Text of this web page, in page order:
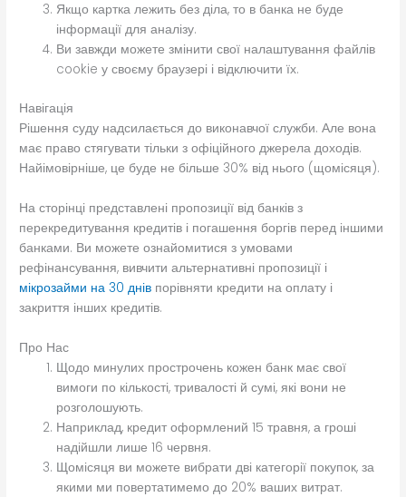
Якщо картка лежить без діла, то в банка не буде
інформації для аналізу.
Ви завжди можете змінити свої налаштування файлів
cookie у своєму браузері і відключити їх.
Навігація
Рішення суду надсилається до виконавчої служби. Але вона
має право стягувати тільки з офіційного джерела доходів.
Найімовірніше, це буде не більше 30% від нього (щомісяця).
На сторінці представлені пропозиції від банків з
перекредитування кредитів і погашення боргів перед іншими
банками. Ви можете ознайомитися з умовами
рефінансування, вивчити альтернативні пропозиції і
мікрозайми на 30 днів порівняти кредити на оплату і
закриття інших кредитів.
Про Нас
Щодо минулих прострочень кожен банк має свої
вимоги по кількості, тривалості й сумі, які вони не
розголошують.
Наприклад, кредит оформлений 15 травня, а гроші
надійшли лише 16 червня.
Щомісяця ви можете вибрати дві категорії покупок, за
якими ми повертатимемо до 20% ваших витрат.